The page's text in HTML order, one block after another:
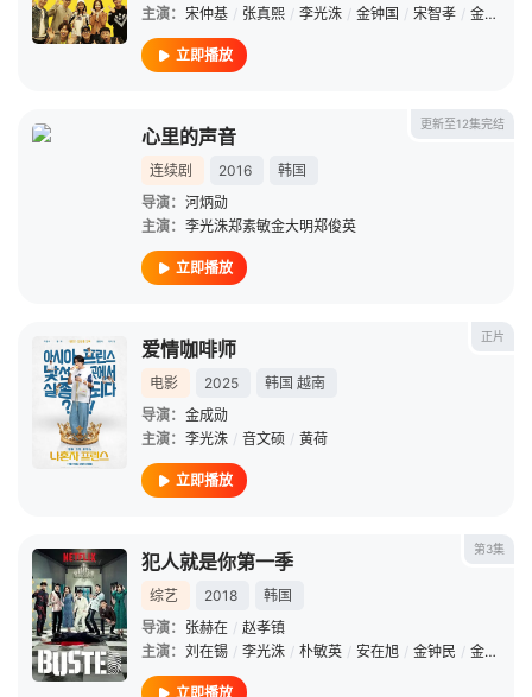
主演： 宋仲基 / 张真熙 / 李光洙 / 金钟国 / 宋智孝 / 金相庆
立即播放
更新至12集完结
心里的声音
连续剧 2016
韩国
导演： 河炳勋
主演： 李光洙郑素敏金大明郑俊英
立即播放
正片
爱情咖啡师
电影 2025 韩国 越南
导演： 金成勋
主演： 李光洙 / 音文硕 / 黄荷
立即播放
第3集
犯人就是你第一季
综艺 2018
韩国
导演： 张赫在 / 赵孝镇
主演： 刘在锡 / 李光洙 / 朴敏英 / 安在旭 / 金钟民 / 金世正
立即播放